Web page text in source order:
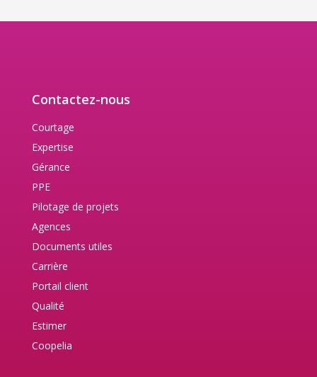
Contactez-nous
Courtage
Expertise
Gérance
PPE
Pilotage de projets
Agences
Documents utiles
Carrière
Portail client
Qualité
Estimer
Coopelia